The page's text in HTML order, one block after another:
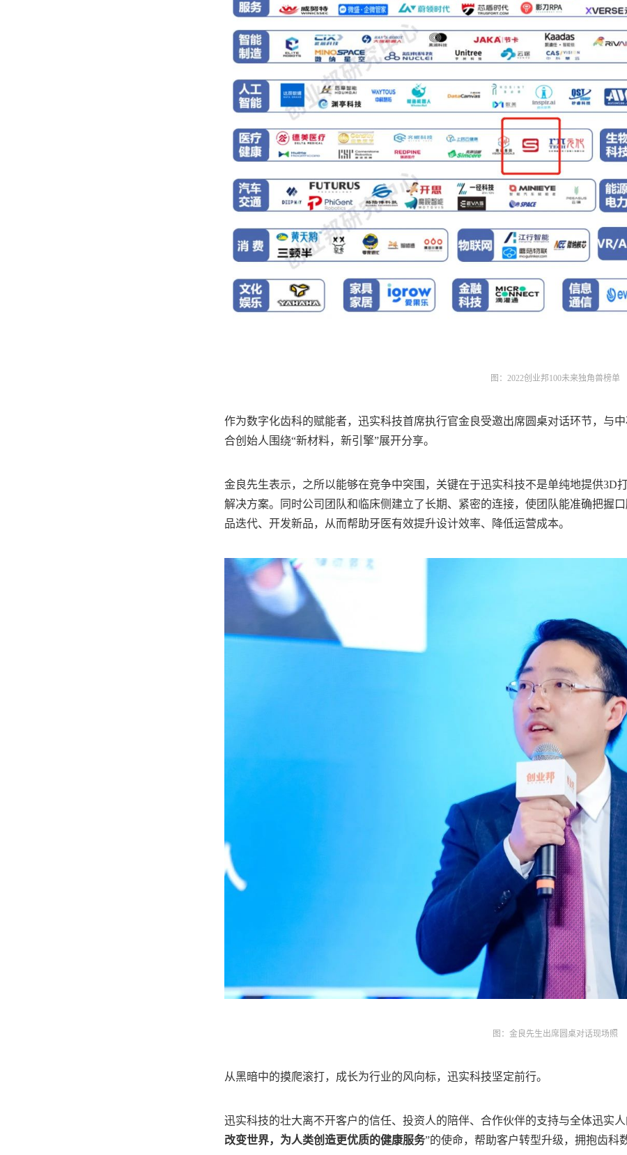
图：2022创业邦100未来独角兽榜单
作为数字化齿科的赋能者，迅实科技首席执行官金良受邀出席圆桌对话环节，与
合创始人围绕“新材料，新引擎”展开分享。
金良先生表示，之所以能够在竞争中突围，关键在于迅实科技不是单纯地提供3D
解决方案。同时公司团队和临床侧建立了长期、紧密的连接，使团队能准确把握
品迭代、开发新品，从而帮助牙医有效提升设计效率、降低运营成本。
图：金良先生出席圆桌对话现场照
从黑暗中的摸爬滚打，成长为行业的风向标，迅实科技坚定前行。
迅实科技的壮大离不开客户的信任、投资人的陪伴、合作伙伴的支持与全体迅实
改变世界，为人类创造更优质的健康服务”的使命，帮助客户转型升级，拥抱齿科